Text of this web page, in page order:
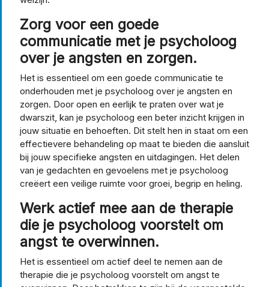
Zorg voor een goede
communicatie met je psycholoog
over je angsten en zorgen.
Het is essentieel om een goede communicatie te
onderhouden met je psycholoog over je angsten en
zorgen. Door open en eerlijk te praten over wat je
dwarszit, kan je psycholoog een beter inzicht krijgen in
jouw situatie en behoeften. Dit stelt hen in staat om een
effectievere behandeling op maat te bieden die aansluit
bij jouw specifieke angsten en uitdagingen. Het delen
van je gedachten en gevoelens met je psycholoog
creëert een veilige ruimte voor groei, begrip en heling.
Werk actief mee aan de therapie
die je psycholoog voorstelt om
angst te overwinnen.
Het is essentieel om actief deel te nemen aan de
therapie die je psycholoog voorstelt om angst te